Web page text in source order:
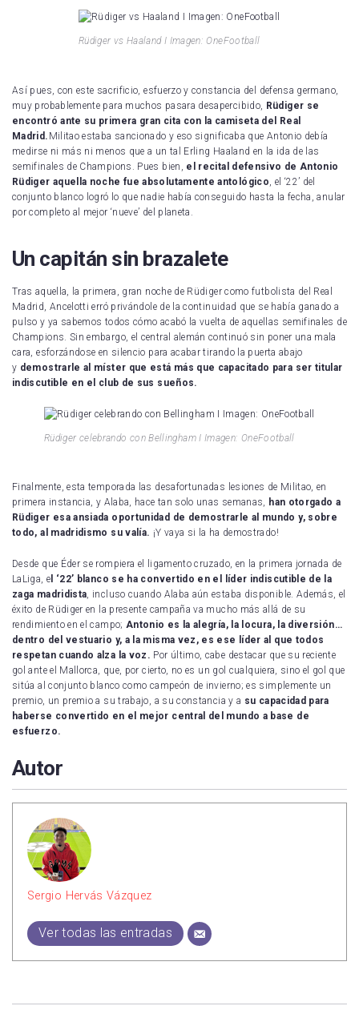
Rüdiger vs Haaland I Imagen: OneFootball
Así pues, con este sacrificio, esfuerzo y constancia del defensa germano,
muy probablemente para muchos pasara desapercibido, Rüdiger se
encontró ante su primera gran cita con la camiseta del Real
Madrid. Militao estaba sancionado y eso significaba que Antonio debía
medirse ni más ni menos que a un tal Erling Haaland en la ida de las
semifinales de Champions. Pues bien, el recital defensivo de Antonio
Rüdiger aquella noche fue absolutamente antológico , el ‘22’ del
conjunto blanco logró lo que nadie había conseguido hasta la fecha, anular
por completo al mejor ‘nueve’ del planeta.
Un capitán sin brazalete
Tras aquella, la primera, gran noche de Rüdiger como futbolista del Real
Madrid, Ancelotti erró privándole de la continuidad que se había ganado a
pulso y ya sabemos todos cómo acabó la vuelta de aquellas semifinales de
Champions. Sin embargo, el central alemán continuó sin poner una mala
cara, esforzándose en silencio para acabar tirando la puerta abajo
y demostrarle al míster que está más que capacitado para ser titular
indiscutible en el club de sus sueños.
Rüdiger celebrando con Bellingham I Imagen: OneFootball
Finalmente, esta temporada las desafortunadas lesiones de Militao, en
primera instancia, y Alaba, hace tan solo unas semanas, han otorgado a
Rüdiger esa ansiada oportunidad de demostrarle al mundo y, sobre
todo, al madridismo su valía. ¡Y vaya si la ha demostrado!
Desde que Éder se rompiera el ligamento cruzado, en la primera jornada de
LaLiga, e l ‘22’ blanco se ha convertido en el líder indiscutible de la
zaga madridista, incluso cuando Alaba aún estaba disponible. Además, el
éxito de Rüdiger en la presente campaña va mucho más allá de su
rendimiento en el campo; Antonio es la alegría, la locura, la diversión…
dentro del vestuario y, a la misma vez, es ese líder al que todos
respetan cuando alza la voz. Por último, cabe destacar que su reciente
gol ante el Mallorca, que, por cierto, no es un gol cualquiera, sino el gol que
sitúa al conjunto blanco como campeón de invierno; es simplemente un
premio, un premio a su trabajo, a su constancia y a su capacidad para
haberse convertido en el mejor central del mundo a base de
esfuerzo.
Autor
Sergio Hervás Vázquez
Ver todas las entradas